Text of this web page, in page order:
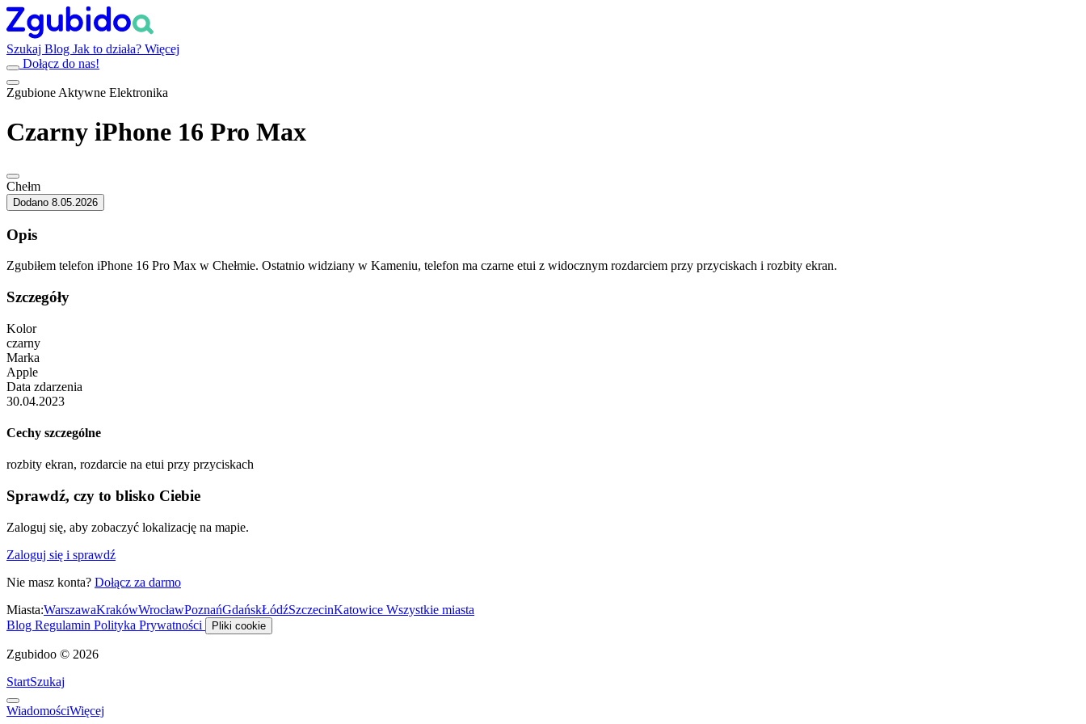
Szukaj Blog Jak to działa? Więcej
Dołącz do nas!
Zgubione Aktywne Elektronika
Czarny iPhone 16 Pro Max
Chełm
Dodano 8.05.2026
Opis
Zgubiłem telefon iPhone 16 Pro Max w Chełmie. Ostatnio widziany w Kameniu, telefon ma czarne etui z widocznym rozdarciem przy przyciskach i rozbity ekran.
Szczegóły
Kolor
czarny
Marka
Apple
Data zdarzenia
30.04.2023
Cechy szczególne
rozbity ekran, rozdarcie na etui przy przyciskach
Sprawdź, czy to blisko Ciebie
Zaloguj się, aby zobaczyć lokalizację na mapie.
Zaloguj się i sprawdź
Nie masz konta? Dołącz za darmo
Miasta:WarszawaKrakówWrocławPoznańGdańskŁódźSzczecinKatowice Wszystkie miasta
Blog Regulamin Polityka Prywatności Pliki cookie
Zgubidoo © 2026
StartSzukaj
WiadomościWięcej